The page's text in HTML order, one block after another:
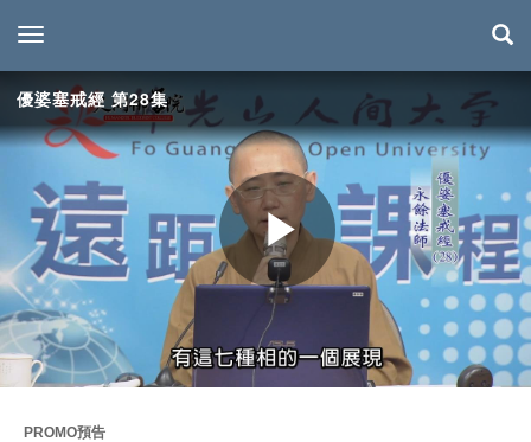
toggle navigation
優婆塞戒經 第28集
Play
Video
PROMO預告